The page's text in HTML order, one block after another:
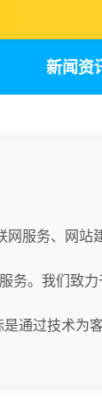
新闻资
服务、网站
务。我们致
通过技术为